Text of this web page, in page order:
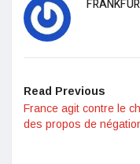
Read Previous
France agit contre le
des propos de